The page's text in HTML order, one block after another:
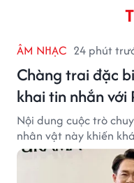
ÂM NHẠC 24 phút
Chàng trai đặc
khai tin nhắn với
Nội dung cuộc trò
nhân vật này khiến